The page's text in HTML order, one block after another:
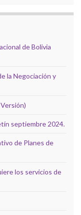
de Bolivia
la Negociación y
septiembre 2024.
de Planes de
los servicios de